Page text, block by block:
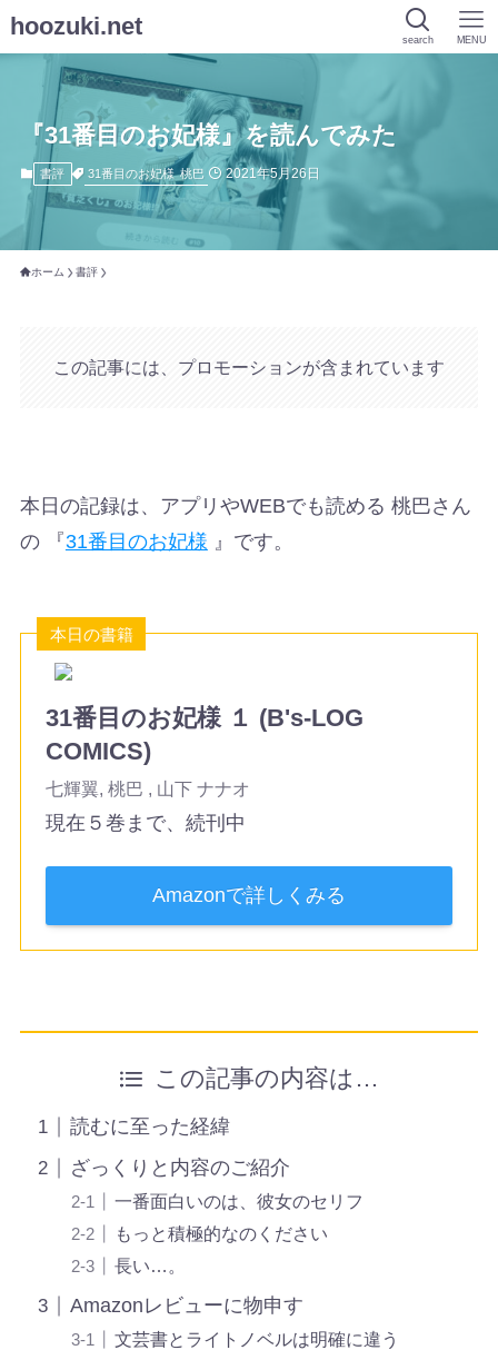
hoozuki.net search MENU
『31番目のお妃様』を読んでみた
書評 31番目のお妃様 桃巴 2021年5月26日
ホーム 書評
この記事には、プロモーションが含まれています
本日の記録は、アプリやWEBでも読める 桃巴さん
の 『31番目のお妃様 』です。
本日の書籍
31番目のお妃様 １ (B's-LOG
COMICS)
七輝翼, 桃巴 , 山下 ナナオ
現在５巻まで、続刊中
Amazonで詳しくみる
この記事の内容は…
読むに至った経緯
ざっくりと内容のご紹介
一番面白いのは、彼女のセリフ
もっと積極的なのください
長い…。
Amazonレビューに物申す
文芸書とライトノベルは明確に違う